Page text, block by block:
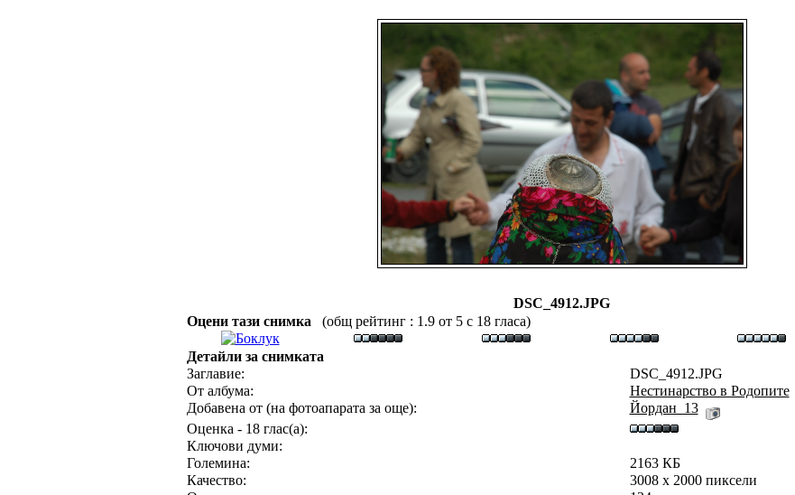
DSC_4912.JPG
Оцени тази снимка
(общ рейтинг : 1.9 от 5 с 18 гласа)
Детайли за снимката
Заглавие:
DSC_4912.JPG
От албума:
Нестинарство в Родопите
Добавена от (на фотоапарата за още):
Йордан_13
Оценка - 18 глас(а):
Ключови думи:
Големина:
2163 КБ
Качество:
3008 x 2000 пиксели